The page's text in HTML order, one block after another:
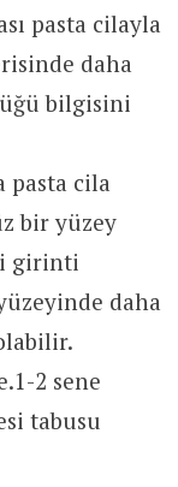
pasta cilayla
daha
bilgisini
pasta cila
bir yüzey
girinti
daha
2 sene
tabusu